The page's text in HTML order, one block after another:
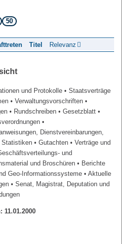
50
Titel Relevanz
und Protokolle • Staatsverträge
• Verwaltungsvorschriften •
• Rundschreiben • Gesetzblatt •
•
Dienstvereinbarungen,
Statistiken • Gutachten • Verträge und
und
und Broschüren • Berichte
Geo-Informationssysteme • Aktuelle
• Senat, Magistrat, Deputation und
11.01.2000